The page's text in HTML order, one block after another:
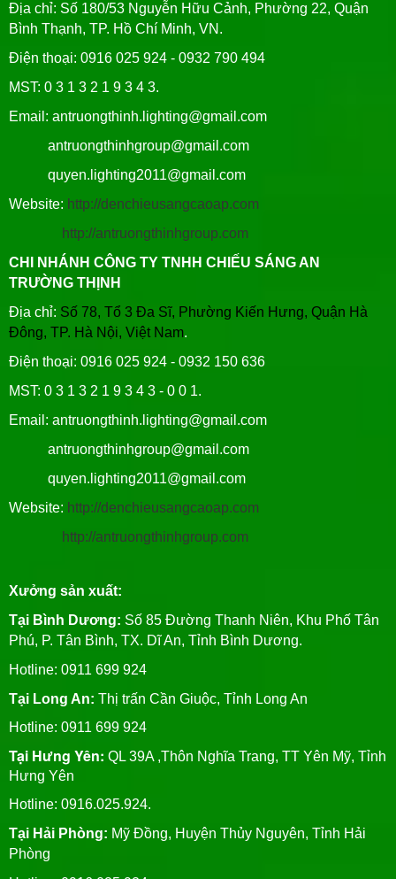
Địa chỉ: Số 180/53 Nguyễn Hữu Cảnh, Phường 22, Quận
Bình Thạnh, TP. Hồ Chí Minh, VN.
Điện thoại: 0916 025 924 - 0932 790 494
MST: 0 3 1 3 2 1 9 3 4 3.
Email: antruongthinh.lighting@gmail.com
antruongthinhgroup@gmail.com
quyen.lighting2011@gmail.com
Website: http://denchieusangcaoap.com
http://antruongthinhgroup.com
CHI NHÁNH CÔNG TY TNHH CHIẾU SÁNG AN
TRƯỜNG THỊNH
Địa chỉ: Số 78, Tổ 3 Đa Sĩ, Phường Kiến Hưng, Quận Hà
Đông, TP. Hà Nội, Việt Nam.
Điện thoại: 0916 025 924 - 0932 150 636
MST: 0 3 1 3 2 1 9 3 4 3 - 0 0 1.
Email: antruongthinh.lighting@gmail.com
antruongthinhgroup@gmail.com
quyen.lighting2011@gmail.com
Website: http://denchieusangcaoap.com
http://antruongthinhgroup.com
Xưởng sản xuất:
Tại Bình Dương: Số 85 Đường Thanh Niên, Khu Phố Tân
Phú, P. Tân Bình, TX. Dĩ An, Tỉnh Bình Dương.
Hotline: 0911 699 924
Tại Long An: Thị trấn Cần Giuộc, Tỉnh Long An
Hotline: 0911 699 924
Tại Hưng Yên: QL 39A ,Thôn Nghĩa Trang, TT Yên Mỹ, Tỉnh
Hưng Yên
Hotline: 0916.025.924.
Tại Hải Phòng: Mỹ Đồng, Huyện Thủy Nguyên, Tỉnh Hải
Phòng